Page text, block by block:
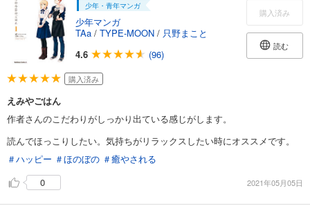
少年・青年マンガ
少年マンガ
TAa / TYPE-MOON / 只野まこと
4.6
(96)
購入済み
読む
購入済み
えみやごはん
作者さんのこだわりがしっかり出ている感じがします。
読んでほっこりしたい。気持ちがリラックスしたい時にオススメです。
＃ハッピー ＃ほのぼの ＃癒やされる
0
2021年05月05日